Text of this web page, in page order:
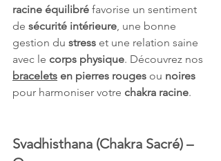
racine équilibré favorise un sentiment
de sécurité intérieure , une bonne
gestion du stress et une relation saine
avec le corps physique. Découvrez nos
bracelets en pierres rouges ou noires
pour harmoniser votre chakra racine.
Svadhisthana (Chakra Sacré) –